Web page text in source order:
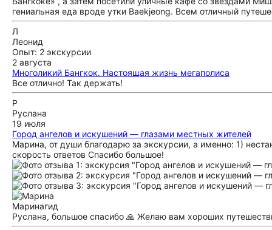
гениальная еда вроде утки Baekjeong. Всем отличный
Л
Леонид
Опыт: 2 экскурсии
2 августа
Многоликий Бангкок. Настоящая жизнь мегаполиса
Все отлично! Так держать!
Р
Руслана
19 июля
Город ангелов и искушений — глазами местных жителей
Марина, от души благодарю за экскурсии, а именно: 1)
скорость ответов Спасибо большое!
Маринагид
Руслана, большое спасибо 🙏 Желаю вам хороших